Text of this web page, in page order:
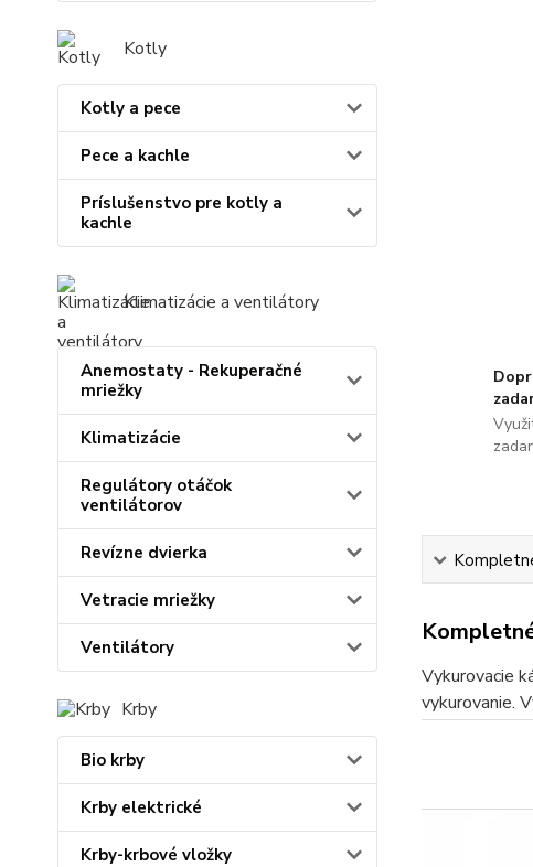
Kotly
Kotly a pece
Pece a kachle
Príslušenstvo pre kotly a
kachle
Klimatizácie a ventilátory
Anemostaty - Rekuperačné
mriežky
Klimatizácie
Regulátory otáčok
ventilátorov
Revízne dvierka
Vetracie mriežky
Ventilátory
Krby
Bio krby
Krby elektrické
Krby-krbové vložky
Vykurovacie
vykurovanie.